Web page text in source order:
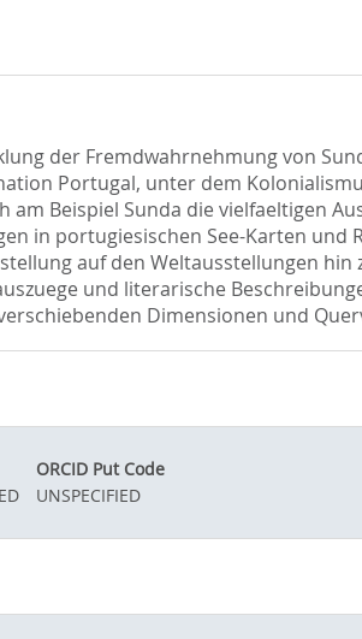
der Fremdwahrnehmung von
Portugal, unter dem
Beispiel Sunda die vielfaeltigen
in portugiesischen See-Karten und
auf den Weltausstellungen
und literarische
Dimensionen und
ORCID Put Code
UNSPECIFIED